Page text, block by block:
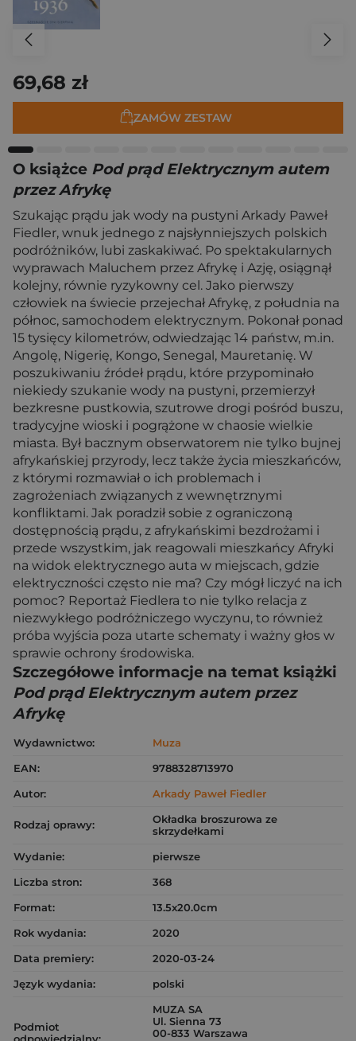
69,68 zł
ZAMÓW ZESTAW
O książce Pod prąd Elektrycznym autem
przez Afrykę
Szukając prądu jak wody na pustyni Arkady Paweł
Fiedler, wnuk jednego z najsłynniejszych polskich
podróżników, lubi zaskakiwać. Po spektakularnych
wyprawach Maluchem przez Afrykę i Azję, osiągnął
kolejny, równie ryzykowny cel. Jako pierwszy
człowiek na świecie przejechał Afrykę, z południa na
północ, samochodem elektrycznym. Pokonał ponad
15 tysięcy kilometrów, odwiedzając 14 państw, m.in.
Angolę, Nigerię, Kongo, Senegal, Mauretanię. W
poszukiwaniu źródeł prądu, które przypominało
niekiedy szukanie wody na pustyni, przemierzył
bezkresne pustkowia, szutrowe drogi pośród buszu,
tradycyjne wioski i pogrążone w chaosie wielkie
miasta. Był bacznym obserwatorem nie tylko bujnej
afrykańskiej przyrody, lecz także życia mieszkańców,
z którymi rozmawiał o ich problemach i
zagrożeniach związanych z wewnętrznymi
konfliktami. Jak poradził sobie z ograniczoną
dostępnością prądu, z afrykańskimi bezdrożami i
przede wszystkim, jak reagowali mieszkańcy Afryki
na widok elektrycznego auta w miejscach, gdzie
elektryczności często nie ma? Czy mógł liczyć na ich
pomoc? Reportaż Fiedlera to nie tylko relacja z
niezwykłego podróżniczego wyczynu, to również
próba wyjścia poza utarte schematy i ważny głos w
sprawie ochrony środowiska.
Szczegółowe informacje na temat książki
Pod prąd Elektrycznym autem przez
Afrykę
Wydawnictwo:
Muza
EAN:
9788328713970
Autor:
Arkady Paweł Fiedler
Rodzaj oprawy:
Okładka broszurowa ze
skrzydełkami
Wydanie:
pierwsze
Liczba stron:
368
Format:
13.5x20.0cm
Rok wydania:
2020
Data premiery:
2020-03-24
Język wydania:
polski
Podmiot
MUZA SA
Ul. Sienna 73
00-833 Warszawa